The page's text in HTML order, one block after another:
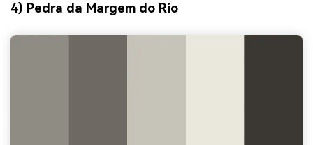
4) Pedra da Margem do Rio